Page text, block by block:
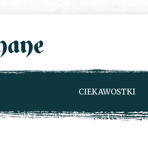
CIEKAWOSTKI